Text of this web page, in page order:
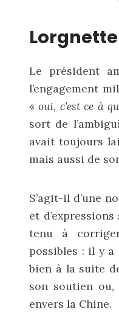
Le président
l’engagement
«oui, c’est ce à
sort de
avait toujours
mais aussi de
S’agit-il d’une
et
tenu à
possibles : il y
bien à la suite
son soutien
envers la Chine.